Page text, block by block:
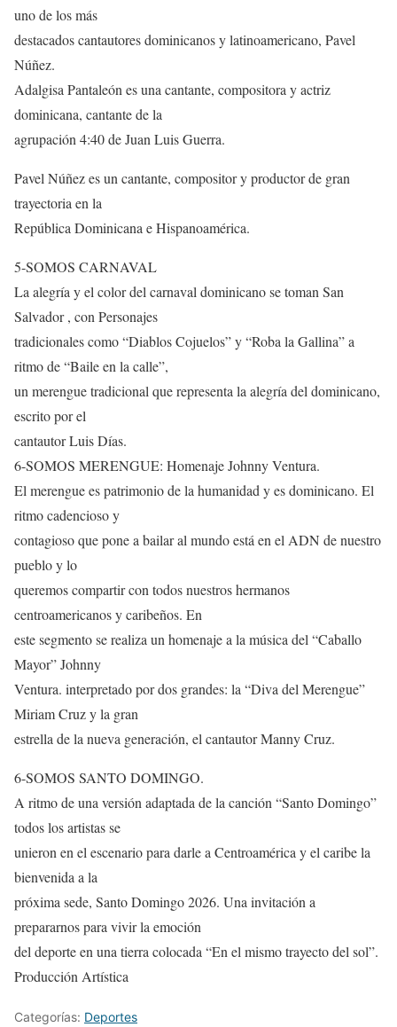
uno de los más
destacados cantautores dominicanos y latinoamericano, Pavel
Núñez.
Adalgisa Pantaleón es una cantante, compositora y actriz
dominicana, cantante de la
agrupación 4:40 de Juan Luis Guerra.
Pavel Núñez es un cantante, compositor y productor de gran
trayectoria en la
República Dominicana e Hispanoamérica.
5-SOMOS CARNAVAL
La alegría y el color del carnaval dominicano se toman San
Salvador , con Personajes
tradicionales como “Diablos Cojuelos” y “Roba la Gallina” a
ritmo de “Baile en la calle”,
un merengue tradicional que representa la alegría del dominicano,
escrito por el
cantautor Luis Días.
6-SOMOS MERENGUE: Homenaje Johnny Ventura.
El merengue es patrimonio de la humanidad y es dominicano. El
ritmo cadencioso y
contagioso que pone a bailar al mundo está en el ADN de nuestro
pueblo y lo
queremos compartir con todos nuestros hermanos
centroamericanos y caribeños. En
este segmento se realiza un homenaje a la música del “Caballo
Mayor” Johnny
Ventura. interpretado por dos grandes: la “Diva del Merengue”
Miriam Cruz y la gran
estrella de la nueva generación, el cantautor Manny Cruz.
6-SOMOS SANTO DOMINGO.
A ritmo de una versión adaptada de la canción “Santo Domingo”
todos los artistas se
unieron en el escenario para darle a Centroamérica y el caribe la
bienvenida a la
próxima sede, Santo Domingo 2026. Una invitación a
prepararnos para vivir la emoción
del deporte en una tierra colocada “En el mismo trayecto del sol”.
Producción Artística
Categorías: Deportes